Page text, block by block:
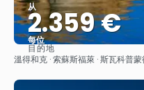
从
2.359 €
每位
目的地
溫得和克 · 索蘇斯福萊 · 斯瓦科普